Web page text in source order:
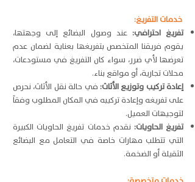
خدمات التفريغ:
تفريغ احترافي: عند وصول البضائع إلى وجهتها،
يقوم فريقنا المتخصص بتفريغها بعناية لضمان عدم
تعرضها لأي ضرر، سواء كان التفريغ في مستودعات،
محلات تجارية، أو مواقع بناء.
إعادة تركيب وتوزيع الأثاث: في حالة نقل الأثاث، نحرص
على تفريغه وإعادة تركيبه في المكان المطلوب وفقاً
لتوجيهات العميل.
تفريغ الحاويات: نقدم خدمات تفريغ الحاويات الكبيرة
التي تتطلب مهارات خاصة في التعامل مع البضائع
الثقيلة أو الضخمة.